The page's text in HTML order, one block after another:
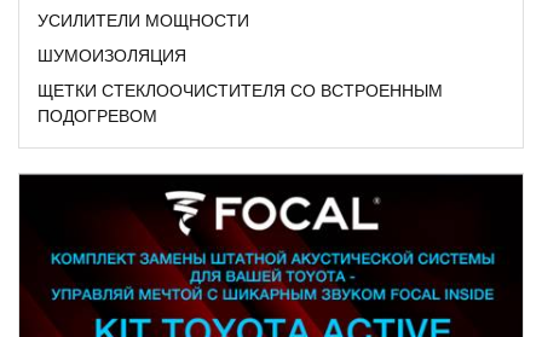
УСИЛИТЕЛИ МОЩНОСТИ
ШУМОИЗОЛЯЦИЯ
ЩЕТКИ СТЕКЛООЧИСТИТЕЛЯ СО ВСТРОЕННЫМ
ПОДОГРЕВОМ